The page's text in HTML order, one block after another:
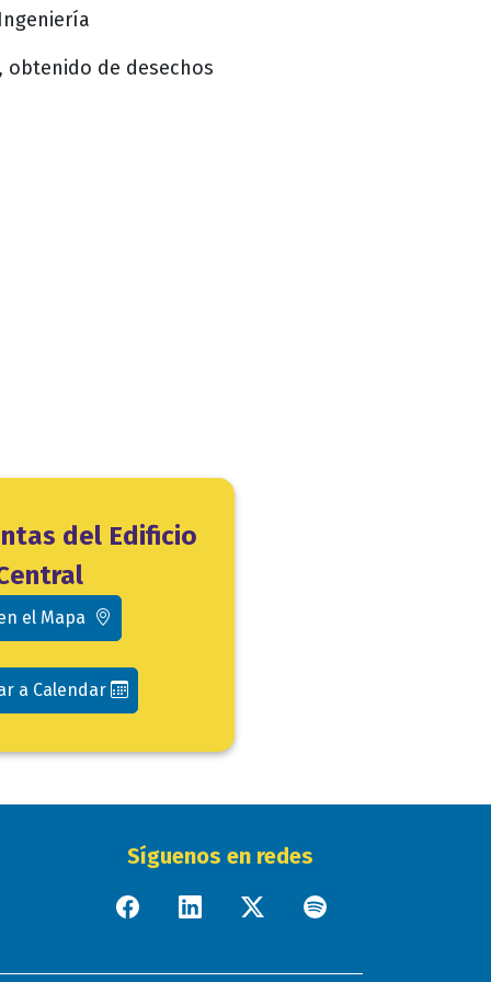
de desechos
del Edificio
el Mapa
a Calendar
Síguenos en redes